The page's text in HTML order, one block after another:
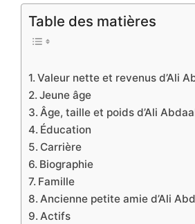
Table des matières
Valeur nette et revenus d’Ali
Jeune âge
Âge, taille et poids d’Ali
Éducation
Carrière
Biographie
Famille
Ancienne petite amie d’Ali
Actifs